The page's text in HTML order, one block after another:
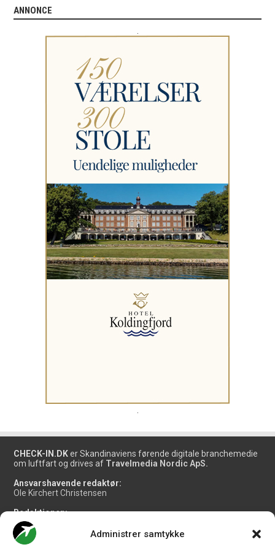
Administrer samtykke
ANNONCE
CHECK-IN.DK er Skandinaviens førende digitale branchemedie
om luftfart og drives af Travelmedia Nordic ApS.
Ansvarshavende redaktør:
Ole Kirchert Christensen
Redaktionen:
Christian Granhøj Skouboe
Henrik Baumgarten
Danny Longhi Andreasen